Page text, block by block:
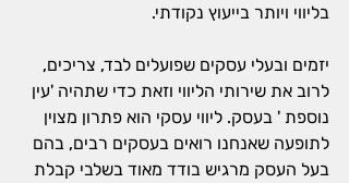
בליווי ויותר בייעוץ נקודתי.
יזמים ובעלי עסקים שפועלים לבד, צריכים,
לרוב את שירותי הליווי וזאת כדי שתהיה 'עין
נוספת ' בעסק. ליווי עסקי הוא פתרון מצוין
לתופעה שאנחנו רואים בעסקים רבים, בהם
בעל העסק מרגיש בודד מאוד בשלבי קבלת